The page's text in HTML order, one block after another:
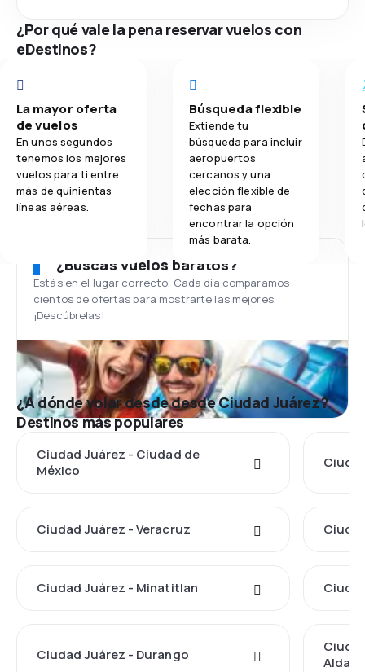
¿Por qué vale la pena reservar vuelos con
eDestinos?
La mayor oferta
de vuelos
En unos segundos
tenemos los mejores
vuelos para ti entre
más de quinientas
líneas aéreas.
Búsqueda flexible
Extiende tu
búsqueda para incluir
aeropuertos
cercanos y una
elección flexible de
fechas para
encontrar la opción
más barata.
¿Buscas vuelos baratos?
Estás en el lugar correcto. Cada día comparamos
cientos de ofertas para mostrarte las mejores.
¡Descúbrelas!
¿A dónde volar desde desde Ciudad Juárez?
Destinos más populares
Ciudad Juárez - Ciudad de
México
Ciudad Juárez - Veracruz
Ciudad Juárez - Minatitlan
Ciudad Juárez - Durango